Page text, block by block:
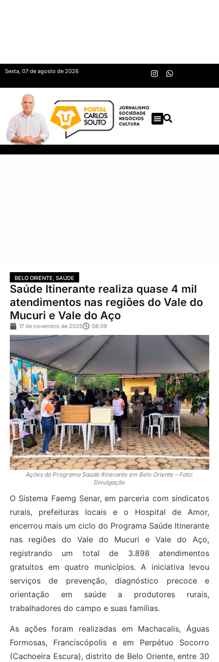
Sexta, 07 de agosto de 2026
BELO ORIENTE, SAÚDE
Saúde Itinerante realiza quase 4 mil
atendimentos nas regiões do Vale do
Mucuri e Vale do Aço
17 de novembro de 2025 08:09
Ações do Programa Saúde Itinerante em Belo Oriente – Foto:
Divulgação
O Sistema Faemg Senar, em parceria com sindicatos
rurais, prefeituras locais e o Hospital de Amor,
encerrou mais um ciclo do Programa Saúde Itinerante
nas regiões do Vale do Mucuri e Vale do Aço,
registrando um total de 3.898 atendimentos
gratuitos em quatro municípios. A iniciativa levou
serviços de prevenção, diagnóstico precoce e
orientação em saúde a produtores rurais,
trabalhadores do campo e suas famílias.
As ações foram realizadas em Machacalis, Águas
Formosas, Franciscópolis e em Perpétuo Socorro
(Cachoeira Escura), distrito de Belo Oriente, entre 30